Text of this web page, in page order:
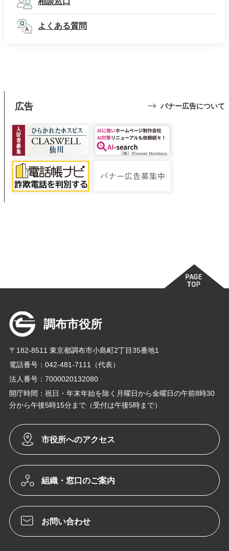
よくある質問
広告 バナー広告について
調布市役所
〒182-8511 東京都調布市小島町2丁目35番地1
電話番号：042-481-7111（代表）
法人番号：7000020132080
開庁時間：祝日・年末年始を除く月曜日から金曜日の午前8時30
分から午後5時15分まで（受付は午後5時まで）
市役所へのアクセス
組織・窓口のご案内
お問い合わせ